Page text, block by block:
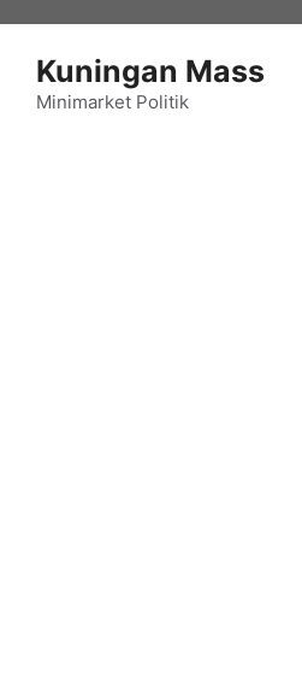
Kuningan Mass
Minimarket Politik